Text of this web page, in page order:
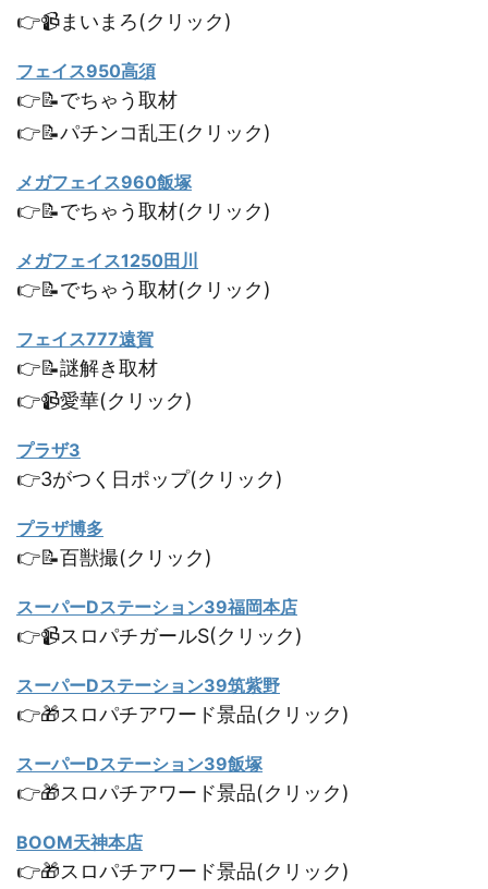
👉📹まいまろ(クリック)
フェイス950高須
👉📝でちゃう取材
👉📝パチンコ乱王(クリック)
メガフェイス960飯塚
👉📝でちゃう取材(クリック)
メガフェイス1250田川
👉📝でちゃう取材(クリック)
フェイス777遠賀
👉📝謎解き取材
👉📹愛華(クリック)
プラザ3
👉3がつく日ポップ(クリック)
プラザ博多
👉📝百獣撮(クリック)
スーパーDステーション39福岡本店
👉📹スロパチガールS(クリック)
スーパーDステーション39筑紫野
👉🎁スロパチアワード景品(クリック)
スーパーDステーション39飯塚
👉🎁スロパチアワード景品(クリック)
BOOM天神本店
👉🎁スロパチアワード景品(クリック)